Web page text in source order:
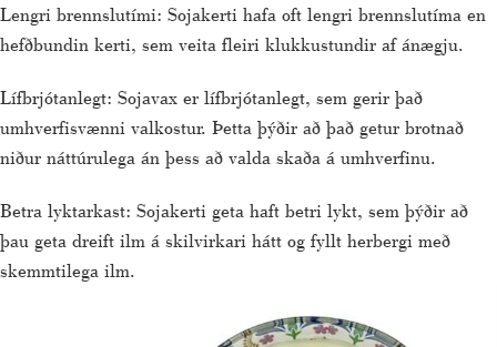
Lengri brennslutími: Sojakerti hafa oft lengri brennslutíma en
hefðbundin kerti, sem veita fleiri klukkustundir af ánægju.
Lífbrjótanlegt: Sojavax er lífbrjótanlegt, sem gerir það
umhverfisvænni valkostur. Þetta þýðir að það getur brotnað
niður náttúrulega án þess að valda skaða á umhverfinu.
Betra lyktarkast: Sojakerti geta haft betri lykt, sem þýðir að
þau geta dreift ilm á skilvirkari hátt og fyllt herbergi með
skemmtilega ilm.